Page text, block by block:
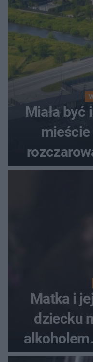
Miała być
mieście
Matka i
dziecku